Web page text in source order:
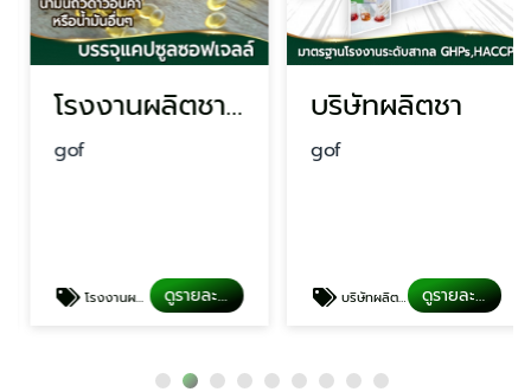
โรงงานผลิตชา oem
gof
โรงงานผลิตชา oem ดูรายละเอียด
บริษัทผลิตชา
gof
บริษัทผลิตชา ดูรายละเอียด